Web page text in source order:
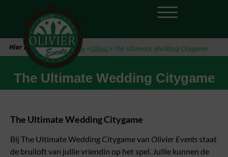
Hier ben je: Home »Uitjes » The Ultimate Wedding Citygame
The Ultimate Wedding Citygame
The Ultimate Wedding Citygame
Bij The Ultimate Wedding Citygame van Olivier Events staat
de bruiloft van jullie vriendin op het spel. Jullie kunnen de